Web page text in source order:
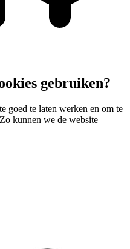
gebruiken?
goed te laten werken en om te
kunnen we de website